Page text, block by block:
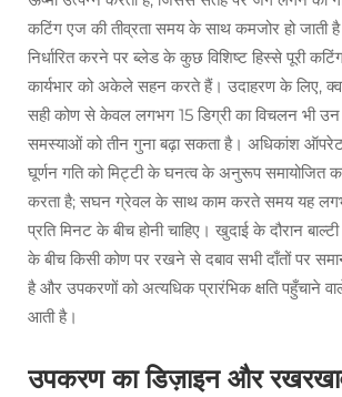
कटिंग एज की तीव्रता समय के साथ कमजोर हो जाती
निर्धारित करने पर ब्लेड के कुछ विशिष्ट हिस्से पूरी
कार्यभार को अकेले सहन करते हैं। उदाहरण के लिए,
सही कोण से केवल लगभग 15 डिग्री का विचलन भी उन
समस्याओं को तीन गुना बढ़ा सकता है। अधिकांश
घूर्णन गति को मिट्टी के घनत्व के अनुरूप समायोजित
करता है; सघन ग्रेवल के साथ काम करते समय यह
प्रति मिनट के बीच होनी चाहिए। खुदाई के दौरान
के बीच किसी कोण पर रखने से दबाव सभी दाँतों पर
है और उपकरणों को अत्यधिक प्रारंभिक क्षति पहुँचाने
आती है।
उपकरण का डिज़ाइन और